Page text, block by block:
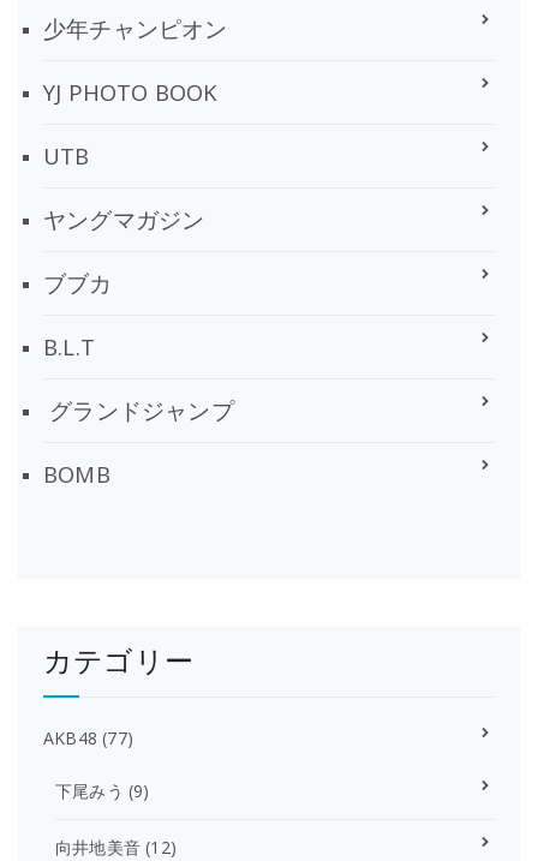
少年チャンピオン
YJ PHOTO BOOK
UTB
ヤングマガジン
ブブカ
B.L.T
グランドジャンプ
BOMB
カテゴリー
AKB48 (77)
下尾みう (9)
向井地美音 (12)